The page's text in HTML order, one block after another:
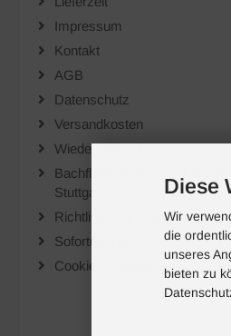
Impressum
Kontakt
AGB
Datenschutz
Versandkosten
Wiederverkäufer
Bachflohkrebse.de auf der
Stuttgart
Richtlinien für Bewertungen
Sofortüberweisung
Cookie Einstellungen
Diese
Wir
die
unseres
bieten zu